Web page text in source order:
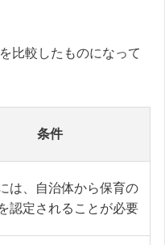
比較したものになって
条件
は、自治体から保育の
認定されることが必要